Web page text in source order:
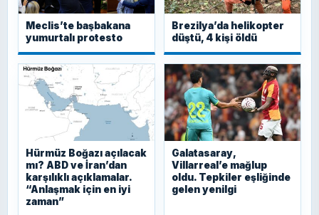
Meclis’te başbakana
yumurtalı protesto
Brezilya’da helikopter
düştü, 4 kişi öldü
Hürmüz Boğazı açılacak
mı? ABD ve İran’dan
karşılıklı açıklamalar.
“Anlaşmak için en iyi
zaman”
Galatasaray,
Villarreal’e mağlup
oldu. Tepkiler eşliğinde
gelen yenilgi